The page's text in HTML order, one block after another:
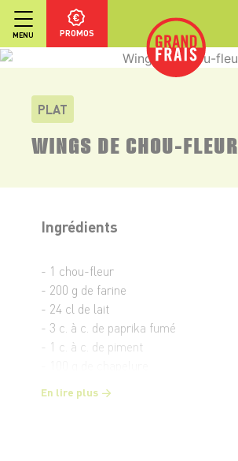
MENU PROMOS
PLAT
WINGS DE CHOU-FLEUR
Ingrédients
- 1 chou-fleur
- 200 g de farine
- 24 cl de lait
- 3 c. à c. de paprika fumé
- 1 c. à c. de piment
En lire plus